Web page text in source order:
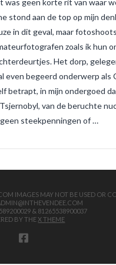
was geen korte rit van waar
stond aan de top op mijn
in dit geval, maar
zoals ik hun
Het dorp,
even begeerd onderwerp
betrapt, in mijn ondergoed
van de beruchte
steekpenningen of …
IMAGES MAY NOT BE USED OR
& 81265538900037
BY THEX THEME